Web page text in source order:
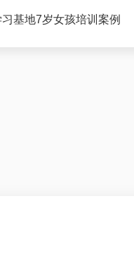
基地7岁女孩培训案例